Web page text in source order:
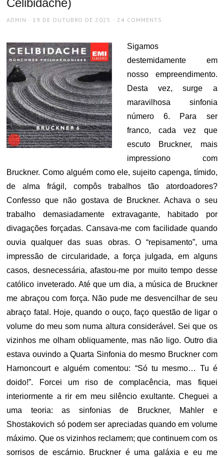
Celibidache)
AUTHOR
ADMIN
POSTED
19 DE OUTUBRO DE 2025 24 COMMENTS
Sigamos
destemidamente em
nosso empreendimento.
Desta vez, surge a
maravilhosa sinfonia
número 6. Para ser
franco, cada vez que
escuto Bruckner, mais
impressiono com
Bruckner. Como alguém como ele, sujeito capenga, tímido,
de alma frágil, compôs trabalhos tão atordoadores?
Confesso que não gostava de Bruckner. Achava o seu
trabalho demasiadamente extravagante, habitado por
divagações forçadas. Cansava-me com facilidade quando
ouvia qualquer das suas obras. O “repisamento”, uma
impressão de circularidade, a força julgada, em alguns
casos, desnecessária, afastou-me por muito tempo desse
católico inveterado. Até que um dia, a música de Bruckner
me abraçou com força. Não pude me desvencilhar de seu
abraço fatal. Hoje, quando o ouço, faço questão de ligar o
volume do meu som numa altura considerável. Sei que os
vizinhos me olham obliquamente, mas não ligo. Outro dia
estava ouvindo a Quarta Sinfonia do mesmo Bruckner com
Harnoncourt e alguém comentou: “Só tu mesmo… Tu é
doido!”. Forcei um riso de complacência, mas fiquei
interiormente a rir em meu silêncio exultante. Cheguei a
uma teoria: as sinfonias de Bruckner, Mahler e
Shostakovich só podem ser apreciadas quando em volume
máximo. Que os vizinhos reclamem; que continuem com os
sorrisos de escárnio. Bruckner é uma galáxia e eu me